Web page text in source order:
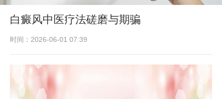
白癜风中医疗法磋磨与期骗
时间：2026-06-01 07:39